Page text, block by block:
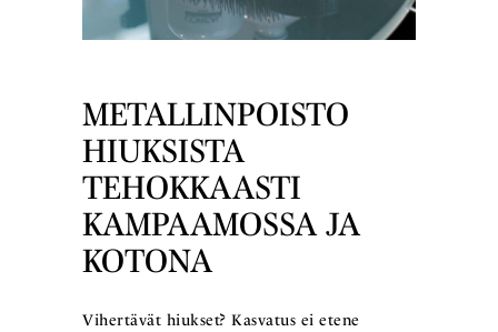
METALLINPOISTO
HIUKSISTA
TEHOKKAASTI
KAMPAAMOSSA JA
KOTONA
Vihertävät hiukset? Kasvatus ei etene